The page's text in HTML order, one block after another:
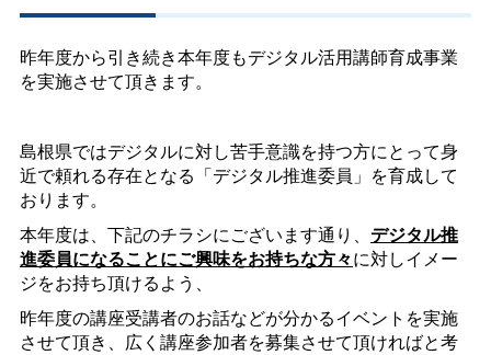
昨年度から引き続き本年度もデジタル活用講師育成事業
を実施させて頂きます。
島根県ではデジタルに対し苦手意識を持つ方にとって身
近で頼れる存在となる「デジタル推進委員」を育成して
おります。
本年度は、下記のチラシにございます通り、 デジタル推
進委員になることにご興味をお持ちな方々に対しイメー
ジをお持ち頂けるよう、
昨年度の講座受講者のお話などが分かるイベントを実施
させて頂き、広く講座参加者を募集させて頂ければと考